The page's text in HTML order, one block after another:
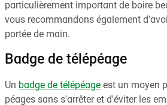
particulièrement important de boire
vous recommandons également
portée de main.
Badge de télépéage
Un badge de télépéage est un moyen
péages sans s'arrêter et d'éviter les